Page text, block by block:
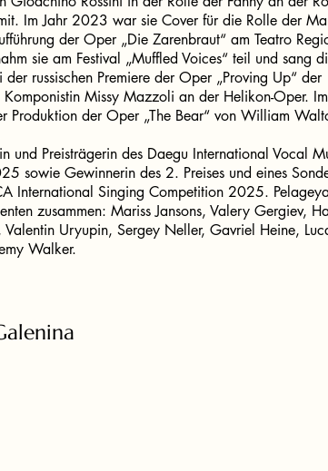
Im Jahr 2023 war sie Cover für die Rolle der
der Oper „Die Zarenbraut“ am Teatro
sie am Festival „Muffled Voices“ teil und sang
der russischen Premiere der Oper „Proving Up“ der
Komponistin Missy Mazzoli an der Helikon-Oper.
Produktion der Oper „The Bear“ von William
und Preisträgerin des Daegu International Vocal
sowie Gewinnerin des 2. Preises und eines
International Singing Competition 2025.
zusammen: Mariss Jansons, Valery Gergiev,
Valentin Uryupin, Sergey Neller, Gavriel Heine,
Walker.